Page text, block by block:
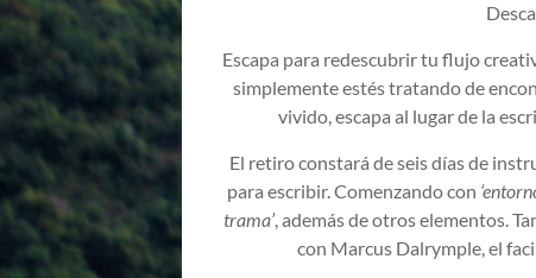
Escapa para redescubrir tu flujo
simplemente estés tratando de
vivido, escapa al lugar de la
El retiro constará de seis días de
para escribir. Comenzando con
trama’, además de otros elementos.
con Marcus Dalrymple, el